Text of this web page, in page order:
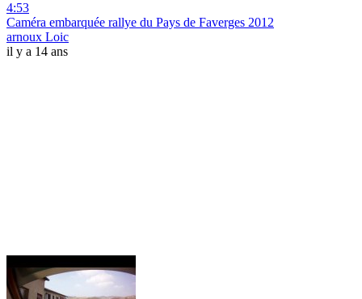
4:53
Caméra embarquée rallye du Pays de Faverges 2012
arnoux Loic
il y a 14 ans